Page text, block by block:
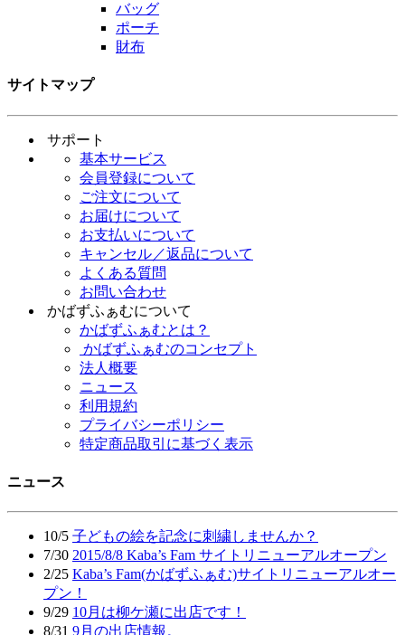
バッグ
ポーチ
財布
サイトマップ
サポート
基本サービス
会員登録について
ご注文について
お届けについて
お支払いについて
キャンセル／返品について
よくある質問
お問い合わせ
かばずふぁむについて
かばずふぁむとは？
かばずふぁむのコンセプト
法人概要
ニュース
利用規約
プライバシーポリシー
特定商品取引に基づく表示
ニュース
10/5 子どもの絵を記念に刺繍しませんか？
7/30 2015/8/8 Kaba’s Fam サイトリニューアルオープン
2/25 Kaba’s Fam(かばずふぁむ)サイトリニューアルオー
プン！
9/29 10月は柳ケ瀬に出店です！
8/31 9月の出店情報。